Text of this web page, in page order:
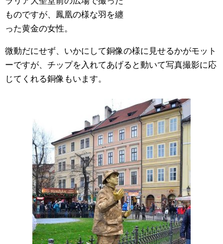
ものですが、鳳凰の様な羽を纏
った黄金の女性。
微動だにせず、いかにして銅像の様に見せるかがモット
ーですが、チップを入れてあげると動いて写真撮影に応
じてくれる銅像もいます。